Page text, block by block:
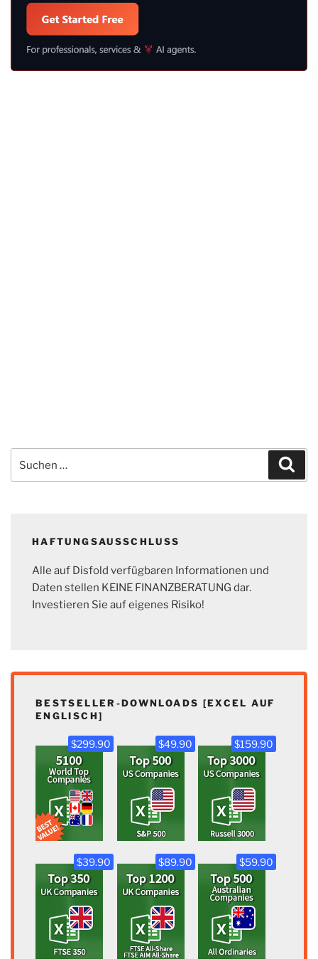
nach:
HAFTUNGSAUSSCHLUSS
Alle auf Disfold verfügbaren Informationen und
Daten stellen KEINE FINANZBERATUNG dar.
Investieren Sie auf eigenes Risiko!
BESTSELLER-DOWNLOADS [EXCEL AUF
ENGLISCH]
$299.90 $49.90 $159.90
$39.90 $89.90 $59.90